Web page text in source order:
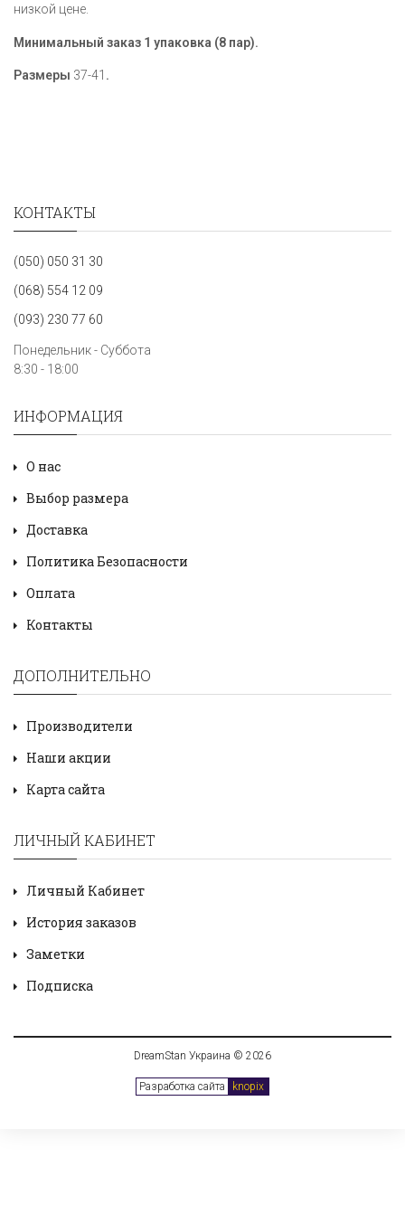
низкой цене.
Минимальный заказ 1 упаковка (8 пар).
Размеры 37-41 .
КОНТАКТЫ
(050) 050 31 30
(068) 554 12 09
(093) 230 77 60
Понедельник - Суббота
8:30 - 18:00
ИНФОРМАЦИЯ
О нас
Выбор размера
Доставка
Политика Безопасности
Оплата
Контакты
ДОПОЛНИТЕЛЬНО
Производители
Наши акции
Карта сайта
ЛИЧНЫЙ КАБИНЕТ
Личный Кабинет
История заказов
Заметки
Подписка
DreamStan Украина © 2026
Разработка сайта knopix